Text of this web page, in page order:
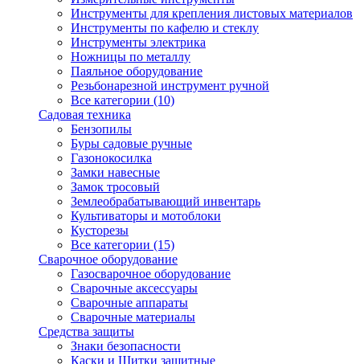
Инструменты для крепления листовых материалов
Инструменты по кафелю и стеклу
Инструменты электрика
Ножницы по металлу
Паяльное оборудование
Резьбонарезной инструмент ручной
Все категории (10)
Садовая техника
Бензопилы
Буры садовые ручные
Газонокосилка
Замки навесные
Замок тросовый
Землеобрабатывающий инвентарь
Культиваторы и мотоблоки
Кусторезы
Все категории (15)
Сварочное оборудование
Газосварочное оборудование
Сварочные аксессуары
Сварочные аппараты
Сварочные материалы
Средства защиты
Знаки безопасности
Каски и Щитки защитные